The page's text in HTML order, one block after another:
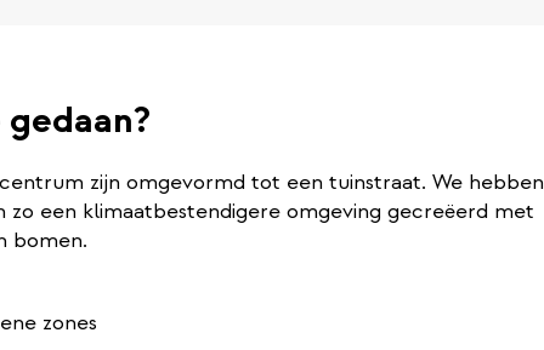
zijn omgevormd tot een tuinstraat. We hebben
zo een klimaatbestendigere omgeving gecreëerd met
bomen.
zones